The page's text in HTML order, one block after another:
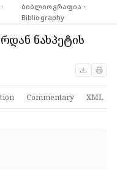
·ბიბლიოგრაფია ·
Bibliography
ნახპეტის
Commentary XML